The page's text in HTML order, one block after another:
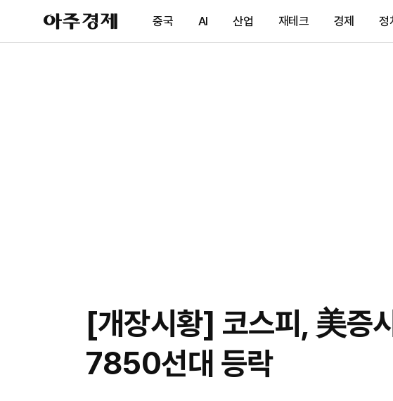
아
주
제
중국 AI 산업 재테크 경제 정
[개장시황] 코스피, 美증
7850선대 등락